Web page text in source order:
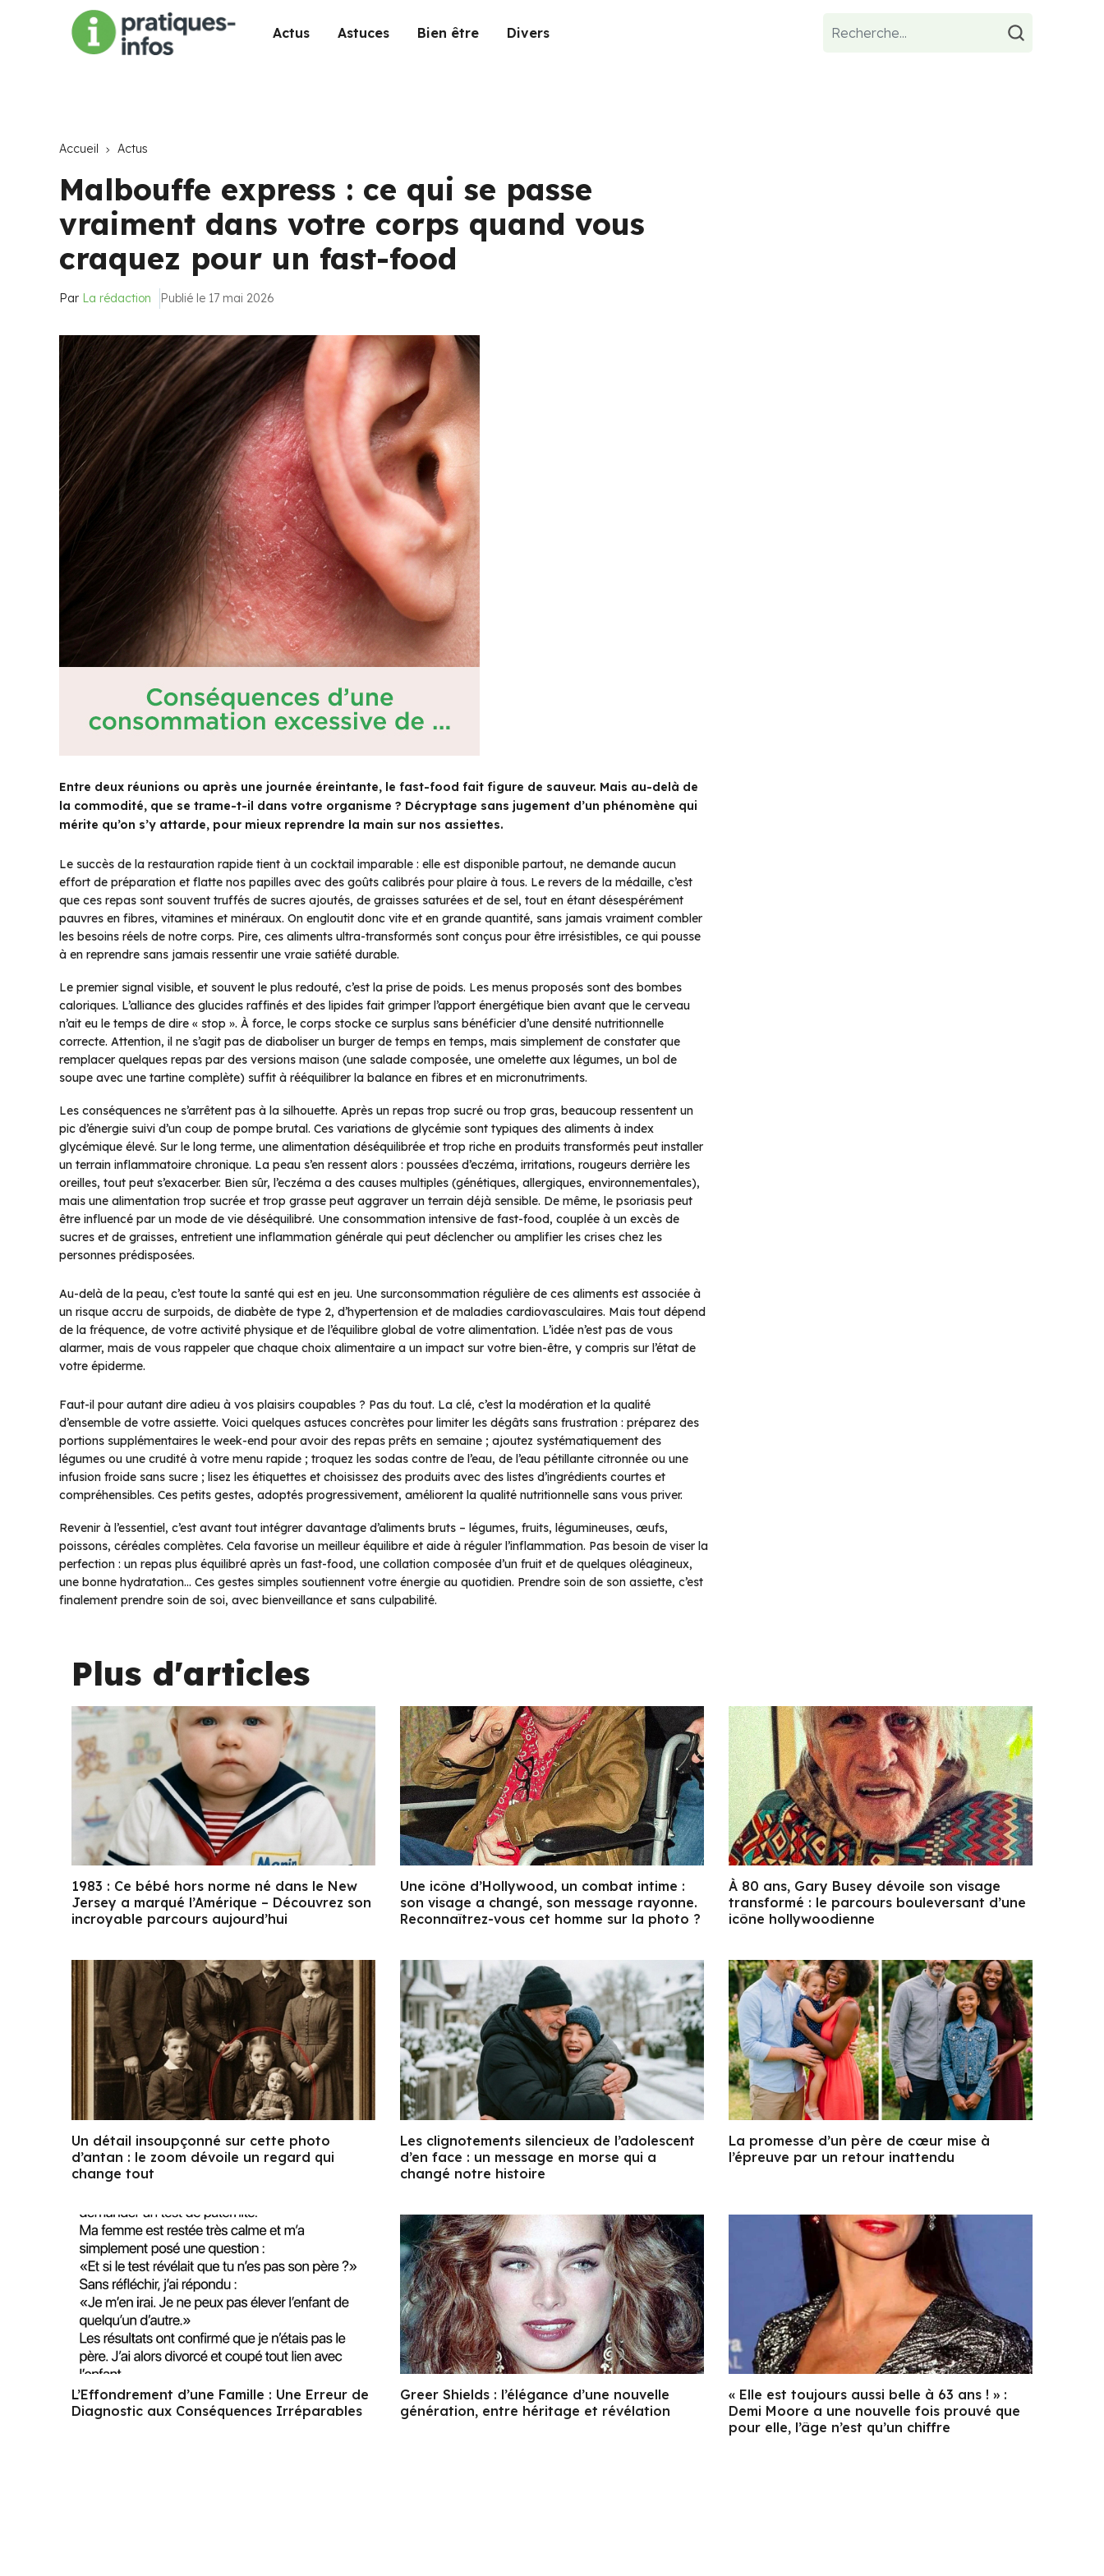
Actus Astuces Bien être Divers
Accueil Actus
Malbouffe express : ce qui se passe
vraiment dans votre corps quand vous
craquez pour un fast-food
Par La rédaction Publié le 17 mai 2026
Entre deux réunions ou après une journée éreintante, le fast-food fait figure de sauveur. Mais au-delà de
la commodité, que se trame-t-il dans votre organisme ? Décryptage sans jugement d’un phénomène qui
mérite qu’on s’y attarde, pour mieux reprendre la main sur nos assiettes.
Le succès de la restauration rapide tient à un cocktail imparable : elle est disponible partout, ne demande aucun
effort de préparation et flatte nos papilles avec des goûts calibrés pour plaire à tous. Le revers de la médaille, c’est
que ces repas sont souvent truffés de sucres ajoutés, de graisses saturées et de sel, tout en étant désespérément
pauvres en fibres, vitamines et minéraux. On engloutit donc vite et en grande quantité, sans jamais vraiment combler
les besoins réels de notre corps. Pire, ces aliments ultra-transformés sont conçus pour être irrésistibles, ce qui pousse
à en reprendre sans jamais ressentir une vraie satiété durable.
Le premier signal visible, et souvent le plus redouté, c’est la prise de poids. Les menus proposés sont des bombes
caloriques. L’alliance des glucides raffinés et des lipides fait grimper l’apport énergétique bien avant que le cerveau
n’ait eu le temps de dire « stop ». À force, le corps stocke ce surplus sans bénéficier d’une densité nutritionnelle
correcte. Attention, il ne s’agit pas de diaboliser un burger de temps en temps, mais simplement de constater que
remplacer quelques repas par des versions maison (une salade composée, une omelette aux légumes, un bol de
soupe avec une tartine complète) suffit à rééquilibrer la balance en fibres et en micronutriments.
Les conséquences ne s’arrêtent pas à la silhouette. Après un repas trop sucré ou trop gras, beaucoup ressentent un
pic d’énergie suivi d’un coup de pompe brutal. Ces variations de glycémie sont typiques des aliments à index
glycémique élevé. Sur le long terme, une alimentation déséquilibrée et trop riche en produits transformés peut installer
un terrain inflammatoire chronique. La peau s’en ressent alors : poussées d’eczéma, irritations, rougeurs derrière les
oreilles, tout peut s’exacerber. Bien sûr, l’eczéma a des causes multiples (génétiques, allergiques, environnementales),
mais une alimentation trop sucrée et trop grasse peut aggraver un terrain déjà sensible. De même, le psoriasis peut
être influencé par un mode de vie déséquilibré. Une consommation intensive de fast-food, couplée à un excès de
sucres et de graisses, entretient une inflammation générale qui peut déclencher ou amplifier les crises chez les
personnes prédisposées.
Au-delà de la peau, c’est toute la santé qui est en jeu. Une surconsommation régulière de ces aliments est associée à
un risque accru de surpoids, de diabète de type 2, d’hypertension et de maladies cardiovasculaires. Mais tout dépend
de la fréquence, de votre activité physique et de l’équilibre global de votre alimentation. L’idée n’est pas de vous
alarmer, mais de vous rappeler que chaque choix alimentaire a un impact sur votre bien-être, y compris sur l’état de
votre épiderme.
Faut-il pour autant dire adieu à vos plaisirs coupables ? Pas du tout. La clé, c’est la modération et la qualité
d’ensemble de votre assiette. Voici quelques astuces concrètes pour limiter les dégâts sans frustration : préparez des
portions supplémentaires le week-end pour avoir des repas prêts en semaine ; ajoutez systématiquement des
légumes ou une crudité à votre menu rapide ; troquez les sodas contre de l’eau, de l’eau pétillante citronnée ou une
infusion froide sans sucre ; lisez les étiquettes et choisissez des produits avec des listes d’ingrédients courtes et
compréhensibles. Ces petits gestes, adoptés progressivement, améliorent la qualité nutritionnelle sans vous priver.
Revenir à l’essentiel, c’est avant tout intégrer davantage d’aliments bruts – légumes, fruits, légumineuses, œufs,
poissons, céréales complètes. Cela favorise un meilleur équilibre et aide à réguler l’inflammation. Pas besoin de viser la
perfection : un repas plus équilibré après un fast-food, une collation composée d’un fruit et de quelques oléagineux,
une bonne hydratation… Ces gestes simples soutiennent votre énergie au quotidien. Prendre soin de son assiette, c’est
finalement prendre soin de soi, avec bienveillance et sans culpabilité.
Plus d'articles
1983 : Ce bébé hors norme né dans le New
Jersey a marqué l’Amérique – Découvrez son
incroyable parcours aujourd’hui
Une icône d’Hollywood, un combat intime :
son visage a changé, son message rayonne.
Reconnaîtrez-vous cet homme sur la photo ?
À 80 ans, Gary Busey dévoile son visage
transformé : le parcours bouleversant d’une
icône hollywoodienne
Un détail insoupçonné sur cette photo
d’antan : le zoom dévoile un regard qui
change tout
Les clignotements silencieux de l’adolescent
d’en face : un message en morse qui a
changé notre histoire
La promesse d’un père de cœur mise à
l’épreuve par un retour inattendu
L’Effondrement d’une Famille : Une Erreur de
Diagnostic aux Conséquences Irréparables
Greer Shields : l’élégance d’une nouvelle
génération, entre héritage et révélation
« Elle est toujours aussi belle à 63 ans ! » :
Demi Moore a une nouvelle fois prouvé que
pour elle, l’âge n’est qu’un chiffre